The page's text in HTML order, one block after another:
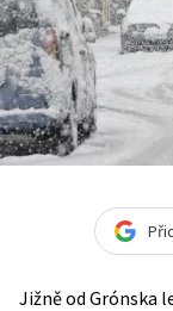
Jižně od Grónska